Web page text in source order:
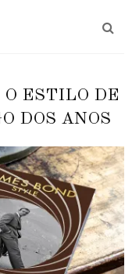
ESTILO DE
DOS ANOS